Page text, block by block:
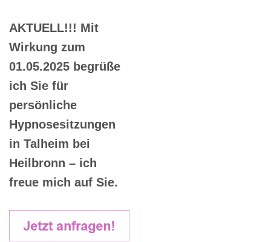
AKTUELL!!! Mit
Wirkung zum
01.05.2025 begrüße
ich Sie für
persönliche
Hypnosesitzungen
in Talheim bei
Heilbronn – ich
freue mich auf Sie.